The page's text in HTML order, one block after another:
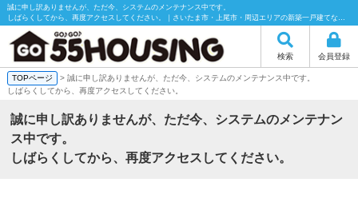
誠に申し訳ありませんが、ただ今、システムのメンテナンス中です。
しばらくしてから、再度アクセスしてください。｜さいたま市・上尾市・周辺エリアの新築一戸建てなら55HOUSING（55ハウジング）にお任せください！
検索 会員登録
TOPページ
> 誠に申し訳ありませんが、ただ今、システムのメンテナンス中です。
しばらくしてから、再度アクセスしてください。
誠に申し訳ありませんが、ただ今、システムのメンテナン
ス中です。
しばらくしてから、再度アクセスしてください。